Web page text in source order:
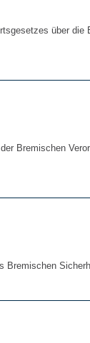
über die
Bremischen
Bremischen